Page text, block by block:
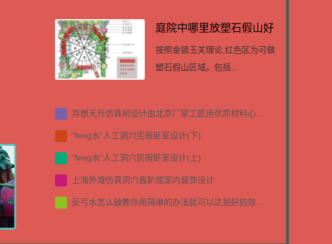
庭院中哪里放塑石假山好
按照金锁玉关理论,红色区为可做
塑石假山区域。包括...
异想天开仿真树设计由北京厂家工匠用优质材料心...
“feng水”人工洞穴民宿卧室设计(下)
“feng水”人工洞穴民宿卧室设计(上)
上海外滩仿真洞穴轰趴馆室内装饰设计
反弓水怎么破教你用简单的办法就可以达到好的效...